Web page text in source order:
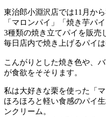
東治郎小淵沢店では11月か
「マロンパイ」「焼き芋パ
3種類の焼き立てパイを販売
毎日店内で焼き上げるパイは
こんがりとした焼き色や、
が食欲をそそります。
私は大好きな栗を使った「
ほろほろと軽い食感のパイ
ンクリーム。